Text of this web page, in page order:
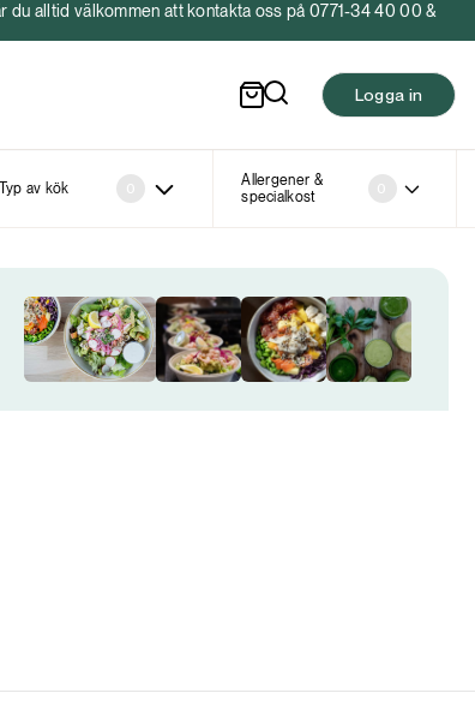
alltid välkommen att kontakta oss på 0771-34 40 00 &
Logga in
Typ av kök 0
Allergener &
specialkost
0